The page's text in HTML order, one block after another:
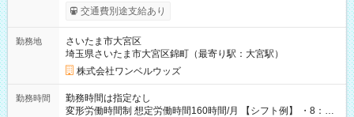
いOK！（規定あり） ┗働いたその日に現金GET♪ お仕事後はコ
ンビニATMから 日払い分を引き落とせます！ 【試用期間】試
交通費別途支給あり
勤務地
さいたま市大宮区
埼玉県さいたま市大宮区錦町（最寄り駅：大宮駅）
株式会社ワンベルウッズ
勤務時間
勤務時間は指定なし
変形労働時間制 想定労働時間160時間/月 【シフト例】 ・8：00